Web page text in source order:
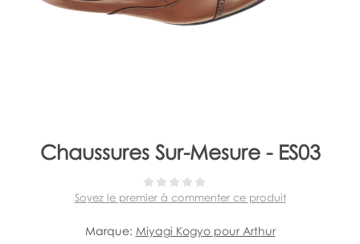
Chaussures Sur-Mesure - ES03
Soyez le premier à commenter ce produit
Marque: Miyagi Kogyo pour Arthur